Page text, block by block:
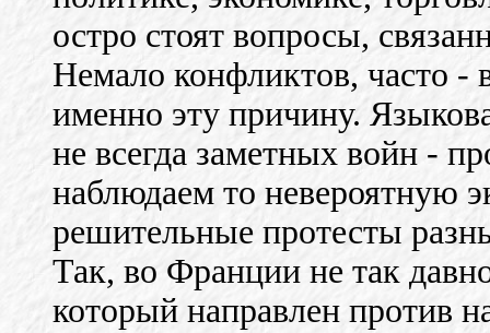
остро стоят вопросы,
Немало конфликтов, часто
именно эту причину.
не всегда заметных войн -
наблюдаем то невероятную
решительные протесты
Так, во Франции не так
который направлен против